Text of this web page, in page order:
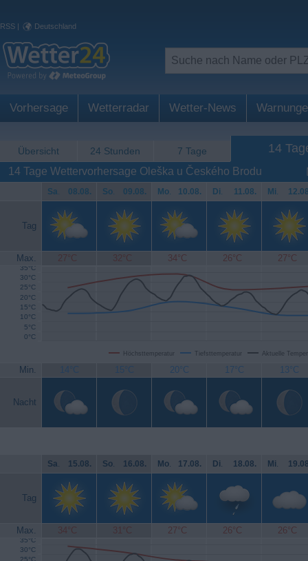
RSS | Deutschland
Vorhersage Wetterradar Wetter-News
Übersicht 24 Stunden 7 Tage 14
14 Tage Wettervorhersage Oleška u Českého Brodu
Sa. 08.08. So. 09.08. Mo. 10.08. Di. 11.08. Mi.
Tag
Max. 27°C 32°C 34°C 26°C 27°C
Höchsttemperatur Tiefsttemperatur Aktuelle
0°C
5°C
10°C
15°C
20°C
25°C
30°C
35°C
Min. 14°C 15°C 20°C 17°C 13°C
Nacht
Sa. 15.08. So. 16.08. Mo. 17.08. Di. 18.08. Mi.
Tag
Max. 34°C 31°C 27°C 26°C 26°C
30°C
35°C